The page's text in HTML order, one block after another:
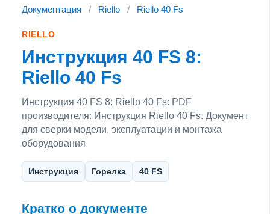
Документация / Riello / Riello 40 Fs
RIELLO
Инструкция 40 FS 8:
Riello 40 Fs
Инструкция 40 FS 8: Riello 40 Fs: PDF
производителя: Инструкция Riello 40 Fs. Документ
для сверки модели, эксплуатации и монтажа
оборудования
Инструкция Горелка 40 FS
Кратко о документе